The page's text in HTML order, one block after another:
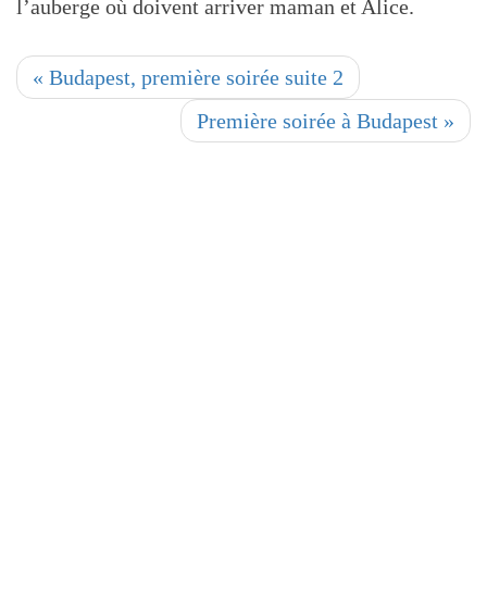
l’auberge où doivent arriver maman et Alice.
« Budapest, première soirée suite 2
Première soirée à Budapest »